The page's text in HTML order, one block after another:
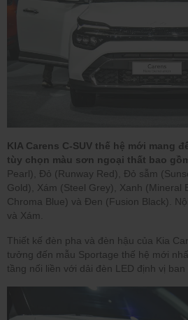
KIA Carens C-SUV thế hệ mới mang
tùy chọn màu sơn ngoại thất bao
Pearl), Đỏ (Runway Red), Đỏ sẫm
Gold), Xám (Steel Grey), Xanh (Mineral
Chroma Blue) và Đen (Fusion Black).
và Xám.
Thiết kế đèn pha và đèn hậu của Kia
tưởng đến mẫu Sportage thế hệ mới
tầng nối liền với dải đèn LED định vị ban